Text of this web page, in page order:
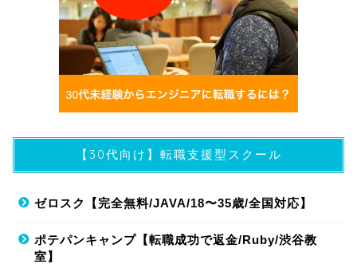
【30代向け】転職支援型スクール
ゼロスク【完全無料/JAVA/18〜35歳/全国対応】
ポテパンキャンプ【転職成功で返金/Ruby/渋谷教
室】